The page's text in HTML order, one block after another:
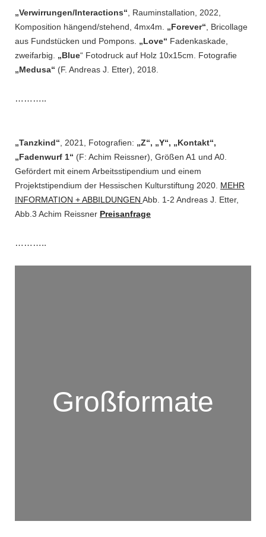
„Verwirrungen/Interactions“ , Rauminstallation, 2022,
Komposition hängend/stehend, 4mx4m. „Forever“ , Bricollage
aus Fundstücken und Pompons. „Love“ Fadenkaskade,
zweifarbig. „Blue“ Fotodruck auf Holz 10x15cm. Fotografie
„Medusa“ (F. Andreas J. Etter), 2018.
………..
„Tanzkind“ , 2021, Fotografien: „Z“, „Y“, „Kontakt“,
„Fadenwurf 1“ (F: Achim Reissner), Größen A1 und A0.
Gefördert mit einem Arbeitsstipendium und einem
Projektstipendium der Hessischen Kulturstiftung 2020. MEHR
INFORMATION + ABBILDUNGEN Abb. 1-2 Andreas J. Etter,
Abb.3 Achim Reissner Preisanfrage
………..
Großformate